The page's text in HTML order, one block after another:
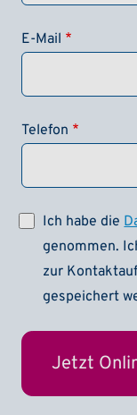
E-Mail
Telefon
Ich habe die
genommen.
zur
gespeichert